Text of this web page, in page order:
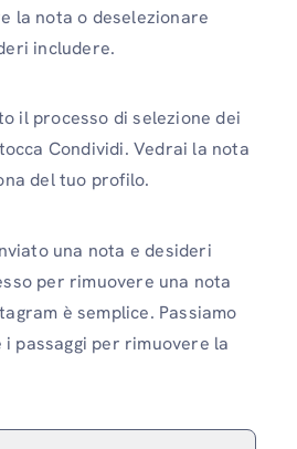
la nota o deselezionare
includere.
il processo di selezione dei
Condividi. Vedrai la nota
del tuo profilo.
una nota e desideri
per rimuovere una nota
è semplice. Passiamo
passaggi per rimuovere la